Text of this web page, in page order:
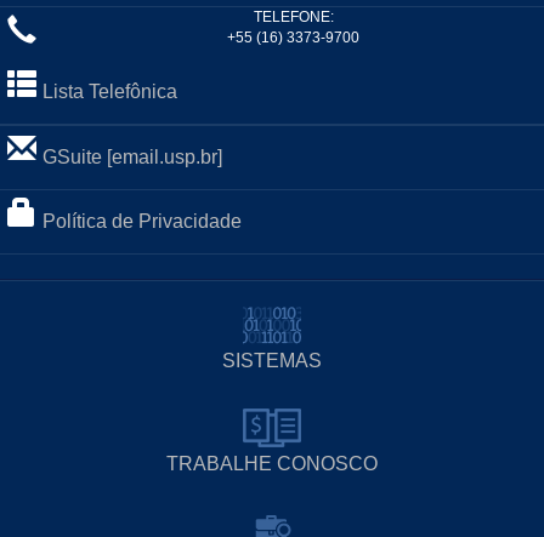
TELEFONE:
+55 (16) 3373-9700
Lista Telefônica
GSuite [email.usp.br]
Política de Privacidade
SISTEMAS
TRABALHE CONOSCO